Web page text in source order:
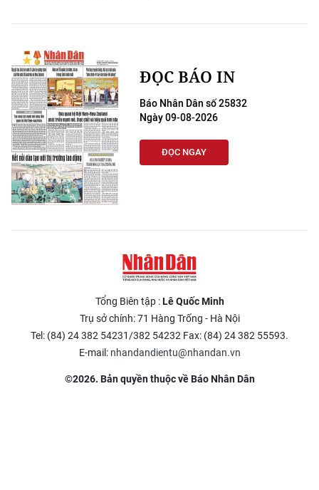
ĐỌC BÁO IN
Báo Nhân Dân số 25832
Ngày 09-08-2026
ĐỌC NGAY
Tổng Biên tập :Lê Quốc Minh
Trụ sở chính: 71 Hàng Trống - Hà Nội
Tel: (84) 24 382 54231/382 54232 Fax: (84) 24 382 55593.
E-mail: nhandandientu@nhandan.vn
©2026. Bản quyền thuộc về Báo Nhân Dân